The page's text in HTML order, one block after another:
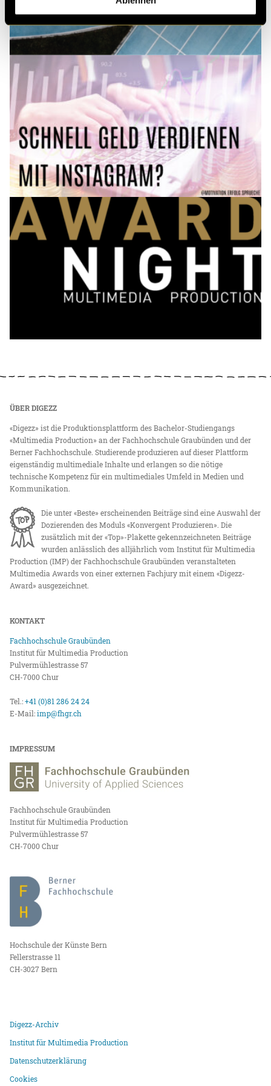
ÜBER DIGEZZ
«Digezz» ist die Produktionsplattform des Bachelor-Studiengangs
«Multimedia Production» an der Fachhochschule Graubünden und der
Berner Fachhochschule. Studierende produzieren auf dieser Plattform
eigenständig multimediale Inhalte und erlangen so die nötige
technische Kompetenz für ein multimediales Umfeld in Medien und
Kommunikation.
Die unter «Beste» erscheinenden Beiträge sind eine Auswahl der
Dozierenden des Moduls «Konvergent Produzieren». Die
zusätzlich mit der «Top»-Plakette gekennzeichneten Beiträge
wurden anlässlich des alljährlich vom Institut für Multimedia
Production (IMP) der Fachhochschule Graubünden veranstalteten
Multimedia Awards von einer externen Fachjury mit einem «Digezz-
Award» ausgezeichnet.
KONTAKT
Fachhochschule Graubünden
Institut für Multimedia Production
Pulvermühlestrasse 57
CH-7000 Chur
Tel.:+41 (0)81 286 24 24
E-Mail:imp@fhgr.ch
IMPRESSUM
Fachhochschule Graubünden
Institut für Multimedia Production
Pulvermühlestrasse 57
CH-7000 Chur
Hochschule der Künste Bern
Fellerstrasse 11
CH-3027 Bern
Digezz-Archiv
Institut für Multimedia Production
Datenschutzerklärung
Cookies